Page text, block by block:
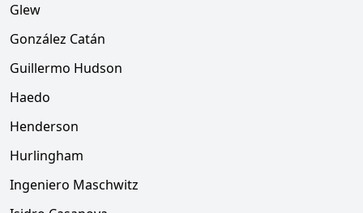
Glew
González Catán
Guillermo Hudson
Haedo
Henderson
Hurlingham
Ingeniero Maschwitz